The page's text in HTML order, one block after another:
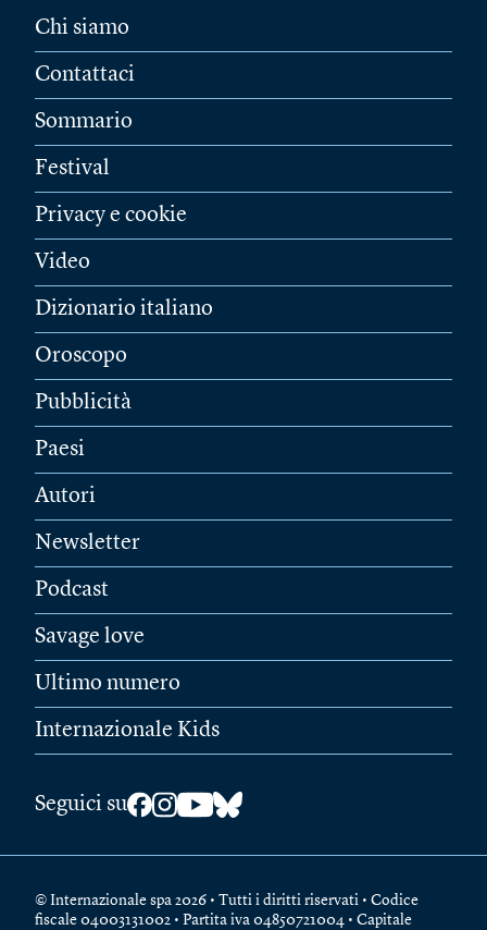
Chi siamo
Contattaci
Sommario
Festival
Privacy e cookie
Video
Dizionario italiano
Oroscopo
Pubblicità
Paesi
Autori
Newsletter
Podcast
Savage love
Ultimo numero
Internazionale Kids
Seguici su
© Internazionale spa 2026 • Tutti i diritti riservati • Codice
fiscale 04003131002 • Partita iva 04850721004 • Capitale